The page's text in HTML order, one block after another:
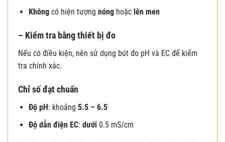
Khôngcó hiện tượng nónghoặclên men
– Kiểm tra bằng thiết bị đo
Nếu có điều kiện, nên sử dụng bút đo pH và EC để kiểm
tra chính xác.
Chỉ số đạt chuẩn
Độ pH: khoảng 5.5 – 6.5
Độ dẫn điện EC: dưới0.5 mS/cm